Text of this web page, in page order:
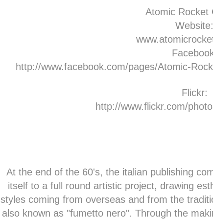
Atomic Rocket
Website:
http://www.facebook.com/pages/Atomic-
Flickr:
http://www.flickr.com/
At the end of the 60's, the italian publishing
itself to a full round artistic project, drawing
styles coming from overseas and from the
also known as "fumetto nero". Through the